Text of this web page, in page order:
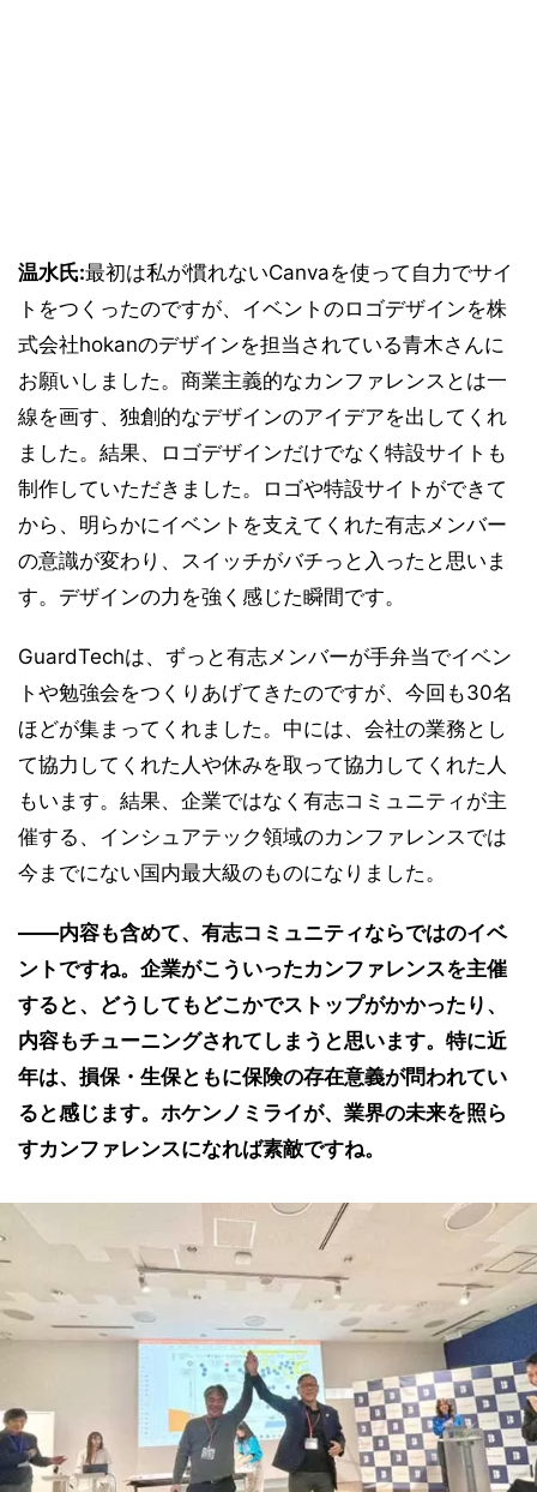
温水氏:最初は私が慣れないCanvaを使って自力でサイ
トをつくったのですが、イベントのロゴデザインを株
式会社hokanのデザインを担当されている青木さんに
お願いしました。商業主義的なカンファレンスとは一
線を画す、独創的なデザインのアイデアを出してくれ
ました。結果、ロゴデザインだけでなく特設サイトも
制作していただきました。ロゴや特設サイトができて
から、明らかにイベントを支えてくれた有志メンバー
の意識が変わり、スイッチがバチっと入ったと思いま
す。デザインの力を強く感じた瞬間です。
GuardTechは、ずっと有志メンバーが手弁当でイベン
トや勉強会をつくりあげてきたのですが、今回も30名
ほどが集まってくれました。中には、会社の業務とし
て協力してくれた人や休みを取って協力してくれた人
もいます。結果、企業ではなく有志コミュニティが主
催する、インシュアテック領域のカンファレンスでは
今までにない国内最大級のものになりました。
――内容も含めて、有志コミュニティならではのイベ
ントですね。企業がこういったカンファレンスを主催
すると、どうしてもどこかでストップがかかったり、
内容もチューニングされてしまうと思います。特に近
年は、損保・生保ともに保険の存在意義が問われてい
ると感じます。ホケンノミライが、業界の未来を照ら
すカンファレンスになれば素敵ですね。